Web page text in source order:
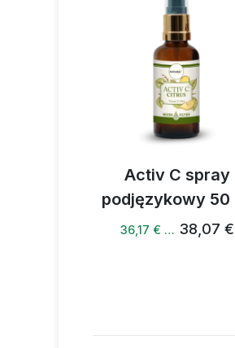
innych
polecam.
Activ C spray
podjęzykowy 50 ml
38,07 €